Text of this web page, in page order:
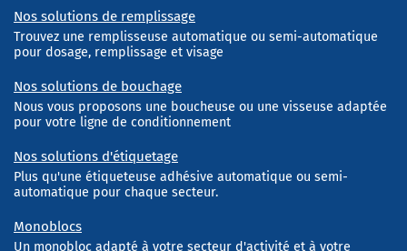
Nos solutions de remplissage
Trouvez une remplisseuse automatique ou semi-automatique
pour dosage, remplissage et visage
Nos solutions de bouchage
Nous vous proposons une boucheuse ou une visseuse adaptée
pour votre ligne de conditionnement
Nos solutions d'étiquetage
Plus qu'une étiqueteuse adhésive automatique ou semi-
automatique pour chaque secteur.
Monoblocs
Un monobloc adapté à votre secteur d'activité et à votre